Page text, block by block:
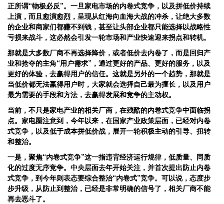
正所谓“物极必反”。一旦家电市场的内卷式竞争，以及拼低价持续
上演，而且愈演愈烈，呈现从红海向血海大战的冲杀，让绝大多数
的企业和商家们都赚不到钱，甚至让头部企业都只能选择以战略性
亏损来战斗，这必然会引发一轮市场和产业快速迎来拐点和转机。
那就是大多数厂商不再选择降价，或者低价去内卷了，而是回归产
业和抢夺的主角“用户需求”，通过更好的产品、更好的服务，以及
更好的体验，去赢得用户的信任。这就是另外的一个趋势，那就是
当低价都无法赢得用户时，大家就会选择自己最为擅长，以及用户
最为需要的手段和方法，去赢得发展和竞争的主动权。
当前，不只是家电产业的相关厂商，在残酷的内卷式竞争中面临拐
点。家电圈注意到，今年以来，在国家产业政策层面，已经对内卷
式竞争，以及低于成本拼低价战，展开一轮积极主动的引导、扭转
和整治。
一是，聚焦“内卷式竞争”这一指违背经济运行规律，低质量、同质
化的过度无序竞争。中央层面去年开始关注，并首次提出防止内卷
式竞争，到今年则表态要综合整治“内卷式”竞争。可以说，态度步
步升级，从防止到整治，已经是非常明确的信号了，相关厂商不能
再去恶斗了。